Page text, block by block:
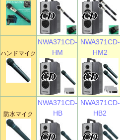
ハンドマイク
NWA371CD-
HM
NWA371CD-
HM2
防水マイク
NWA371CD-
HB
NWA371CD-
HB2